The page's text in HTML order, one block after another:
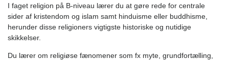
I faget religion på B-niveau lærer du at gøre rede for centrale
sider af kristendom og islam samt hinduisme eller buddhisme,
herunder disse religioners vigtigste historiske og nutidige
skikkelser.
Du lærer om religiøse fænomener som fx myte, grundfortælling,